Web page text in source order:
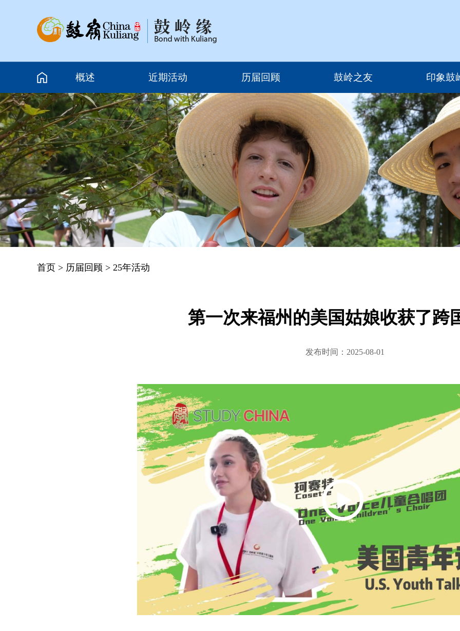
概述 近期活动 历届回顾 鼓岭之友 印象鼓
首页 > 历届回顾 > 25年活动
第一次来福州的美国姑娘收获了跨
发布时间：2025-08-01